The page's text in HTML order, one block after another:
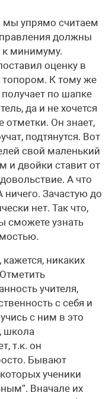
мы упрямо считаем
должны
минимуму.
оценку в
топором. К тому же
по шапке
да и не хочется
отметки. Он знает,
подтянутся. Вот
свой маленький
и двойки ставит от
А что
Зачастую до
нет. Так что,
сможете узнать
никаких
учителя,
с себя и
с ним в это
школа
т.к. он
Бывают
ученики
Вначале их